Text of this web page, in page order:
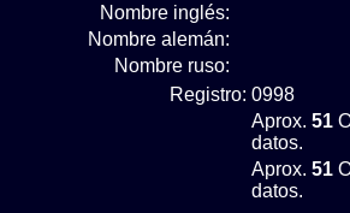
Nombre inglés:
Nombre alemán:
Nombre ruso:
Registro: 0998
Aprox. 51
datos.
Aprox. 51
datos.